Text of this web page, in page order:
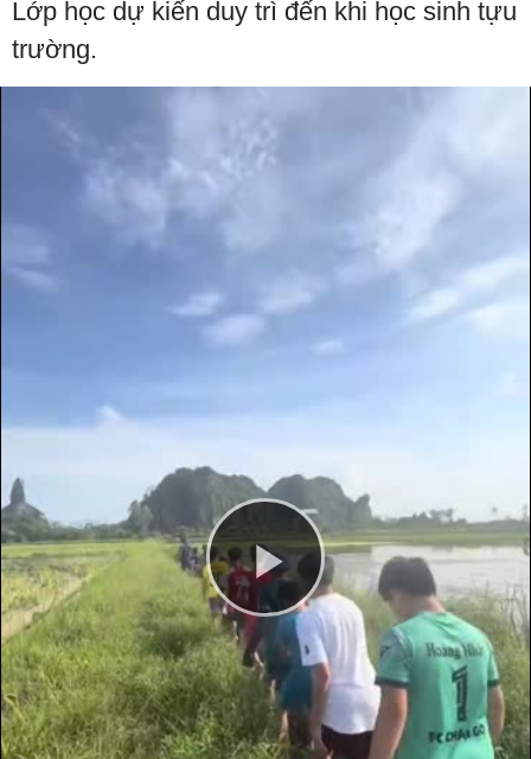
Lớp học dự kiến duy trì đến khi học sinh tựu
trường.
Play
Video